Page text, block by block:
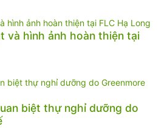
và hình ảnh hoàn thiện tại
biệt thự nghỉ dưỡng do